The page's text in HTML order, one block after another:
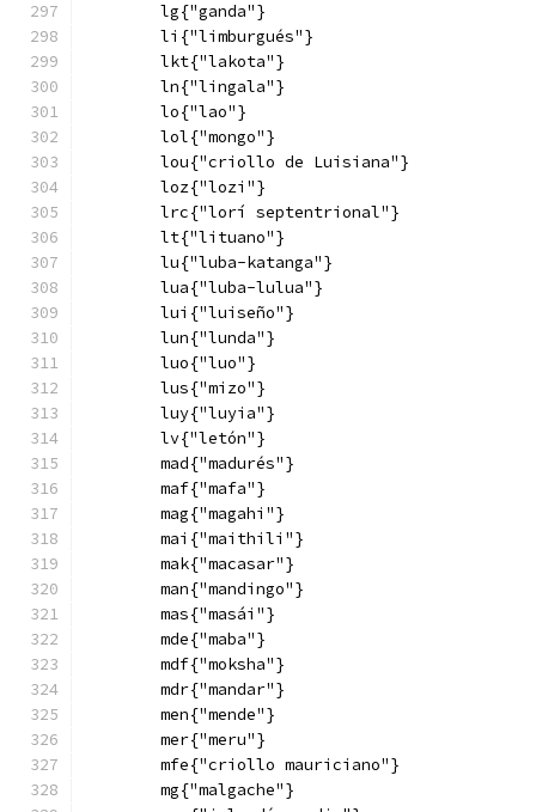
        lg{"ganda"}
        li{"limburgués"}
        lkt{"lakota"}
        ln{"lingala"}
        lo{"lao"}
        lol{"mongo"}
        lou{"criollo de Luisiana"}
        loz{"lozi"}
        lrc{"lorí septentrional"}
        lt{"lituano"}
        lu{"luba-katanga"}
        lua{"luba-lulua"}
        lui{"luiseño"}
        lun{"lunda"}
        luo{"luo"}
        lus{"mizo"}
        luy{"luyia"}
        lv{"letón"}
        mad{"madurés"}
        maf{"mafa"}
        mag{"magahi"}
        mai{"maithili"}
        mak{"macasar"}
        man{"mandingo"}
        mas{"masái"}
        mde{"maba"}
        mdf{"moksha"}
        mdr{"mandar"}
        men{"mende"}
        mer{"meru"}
        mfe{"criollo mauriciano"}
        mg{"malgache"}